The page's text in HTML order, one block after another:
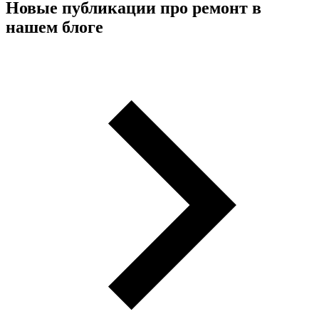
Новые публикации про ремонт в
нашем блоге